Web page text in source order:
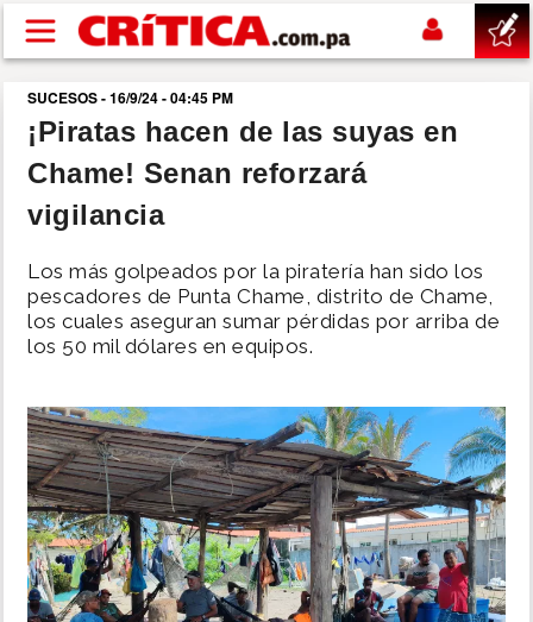
Pasar al contenido principal
buscar
SUCESOS
POLÍTICA
DEPORTES
MUNDO
INSÓLITAS
SUCESOS - 16/9/24 - 04:45 PM
¡Piratas hacen de las suyas en
Chame! Senan reforzará
vigilancia
Los más golpeados por la piratería han sido los
pescadores de Punta Chame, distrito de Chame,
los cuales aseguran sumar pérdidas por arriba de
los 50 mil dólares en equipos.